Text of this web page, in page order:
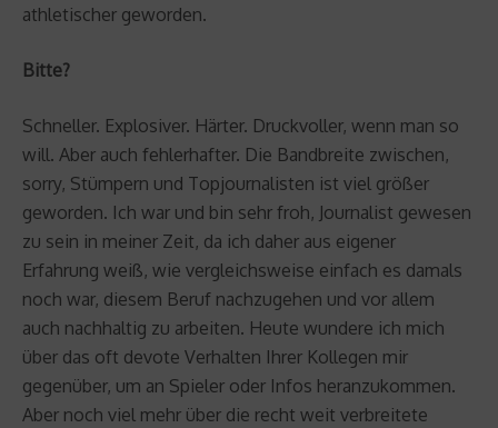
athletischer geworden.
Bitte?
Schneller. Explosiver. Härter. Druckvoller, wenn man so
will. Aber auch fehlerhafter. Die Bandbreite zwischen,
sorry, Stümpern und Topjournalisten ist viel größer
geworden. Ich war und bin sehr froh, Journalist gewesen
zu sein in meiner Zeit, da ich daher aus eigener
Erfahrung weiß, wie vergleichsweise einfach es damals
noch war, diesem Beruf nachzugehen und vor allem
auch nachhaltig zu arbeiten. Heute wundere ich mich
über das oft devote Verhalten Ihrer Kollegen mir
gegenüber, um an Spieler oder Infos heranzukommen.
Aber noch viel mehr über die recht weit verbreitete